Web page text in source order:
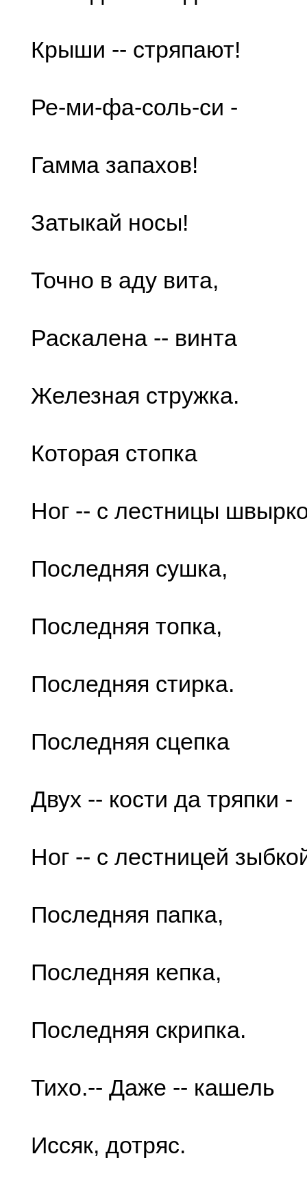
Крыши -- стряпают!
Ре-ми-фа-соль-си -
Гамма запахов!
Затыкай носы!
Точно в аду вита,
Раскалена -- винта
Железная стружка.
Которая стопка
Ног -- с лестницы
Последняя сушка,
Последняя топка,
Последняя стирка.
Последняя сцепка
Двух -- кости да тряпки -
Ног -- с лестницей
Последняя папка,
Последняя кепка,
Последняя скрипка.
Тихо.-- Даже -- кашель
Иссяк, дотряс.